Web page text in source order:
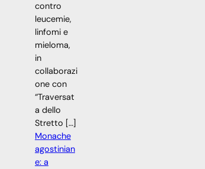
contro
leucemie,
linfomi e
mieloma,
in
collaborazi
one con
“Traversat
a dello
Stretto […]
Monache
agostinian
e: a